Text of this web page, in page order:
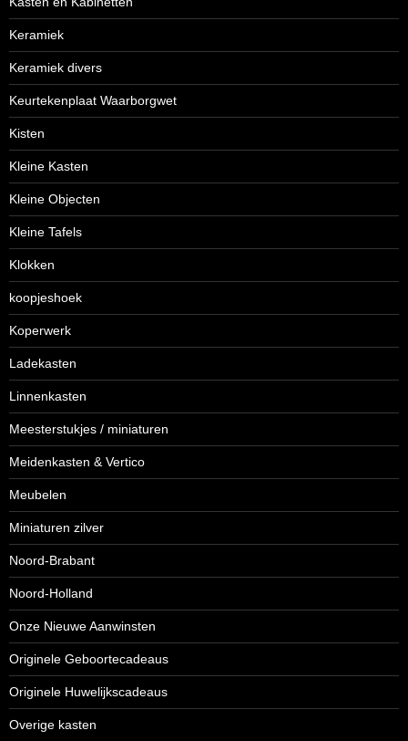
Keramiek
Keramiek divers
Keurtekenplaat Waarborgwet
Kisten
Kleine Kasten
Kleine Objecten
Kleine Tafels
Klokken
koopjeshoek
Koperwerk
Ladekasten
Linnenkasten
Meesterstukjes / miniaturen
Meidenkasten & Vertico
Meubelen
Miniaturen zilver
Noord-Brabant
Noord-Holland
Onze Nieuwe Aanwinsten
Originele Geboortecadeaus
Originele Huwelijkscadeaus
Overige kasten